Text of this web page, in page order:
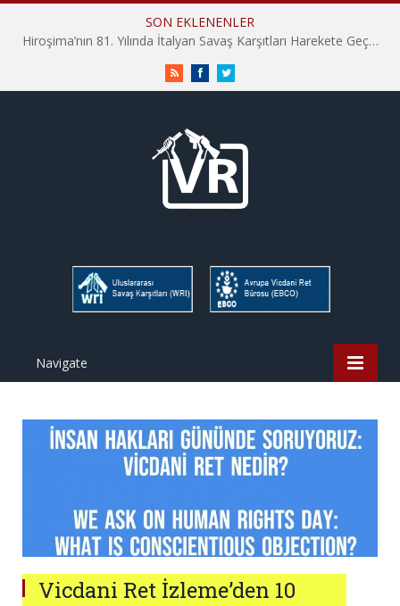
SON EKLENENLER
Hiroşima’nın 81. Yılında İtalyan Savaş Karşıtları Harekete Geçti: “Hatırlamak yeterli değil”
RSS FacebookTwitter
Navigate
Vicdani Ret İzleme’den 10